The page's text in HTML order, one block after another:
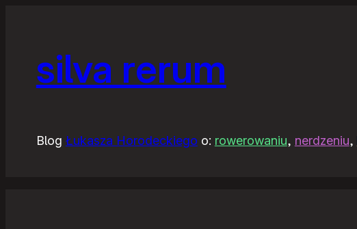
silva rerum
Blog Łukasza Horodeckiego o: rowerowaniu, nerdzeniu,